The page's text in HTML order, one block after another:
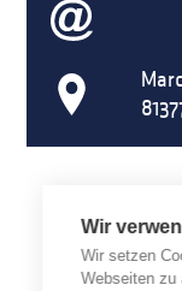
Wir
Wir setzen
Webseiten zu